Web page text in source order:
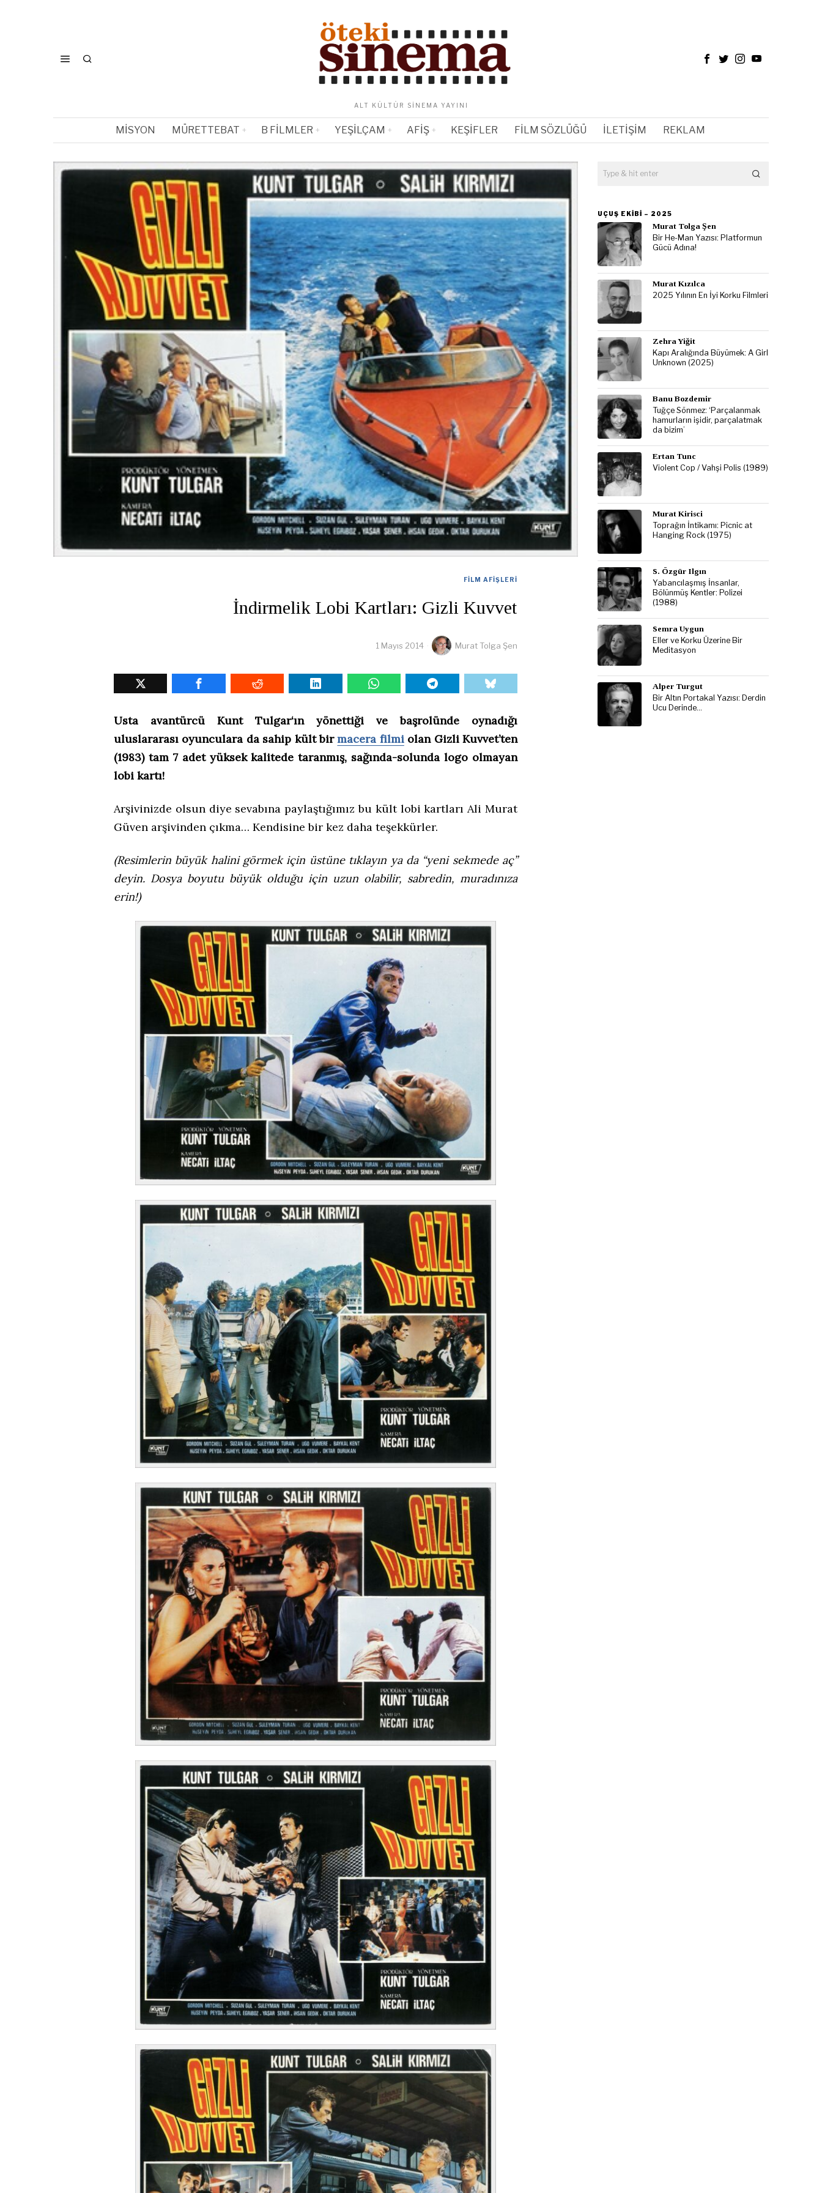
ALT KÜLTÜR SINEMA YAYINI
MISYON MÜRETTEBAT B FILMLER YEŞILÇAM AFIŞ KEŞIFLER FILM SÖZLÜĞÜ İLETIŞIM REKLAM
FILM AFIŞLERI
İndirmelik Lobi Kartları: Gizli Kuvvet
1 Mayıs 2014 Murat Tolga Şen
Usta avantürcü Kunt Tulgar‘ın yönettiği ve başrolünde oynadığı
uluslararası oyunculara da sahip kült birmacera filmiolan Gizli Kuvvet’ten
(1983) tam 7 adet yüksek kalitede taranmış, sağında-solunda logo olmayan
lobi kartı!
Arşivinizde olsun diye sevabına paylaştığımız bu kült lobi kartları Ali Murat
Güven arşivinden çıkma… Kendisine bir kez daha teşekkürler.
(Resimlerin büyük halini görmek için üstüne tıklayın ya da “yeni sekmede aç”
deyin. Dosya boyutu büyük olduğu için uzun olabilir, sabredin, muradınıza
erin!)
UÇUŞ EKIBI – 2025
Murat Tolga Şen
Bir He-Man Yazısı: Platformun
Gücü Adına!
Murat Kızılca
2025 Yılının En İyi Korku Filmleri
Zehra Yiğit
Kapı Aralığında Büyümek: A Girl
Unknown (2025)
Banu Bozdemir
Tuğçe Sönmez: ‘Parçalanmak
hamurların işidir, parçalatmak
da bizim’
Ertan Tunc
Violent Cop / Vahşi Polis (1989)
Murat Kirisci
Toprağın İntikamı: Picnic at
Hanging Rock (1975)
S. Özgür Ilgın
Yabancılaşmış İnsanlar,
Bölünmüş Kentler: Polizei
(1988)
Semra Uygun
Eller ve Korku Üzerine Bir
Meditasyon
Alper Turgut
Bir Altın Portakal Yazısı: Derdin
Ucu Derinde…